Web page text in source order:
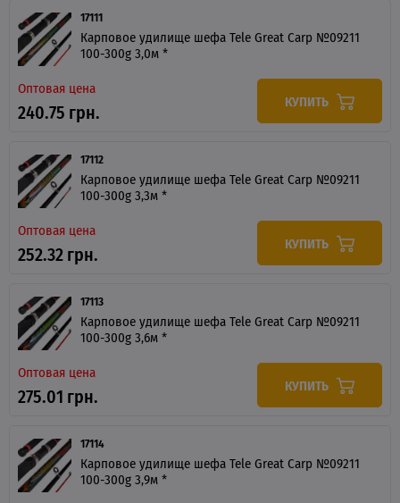
17111
Карповое удилище шефа Tele Great Carp №09211
100-300g 3,0м *
Оптовая цена
240.75 грн. КУПИТЬ
17112
Карповое удилище шефа Tele Great Carp №09211
100-300g 3,3м *
Оптовая цена
252.32 грн. КУПИТЬ
17113
Карповое удилище шефа Tele Great Carp №09211
100-300g 3,6м *
Оптовая цена
275.01 грн. КУПИТЬ
17114
Карповое удилище шефа Tele Great Carp №09211
100-300g 3,9м *